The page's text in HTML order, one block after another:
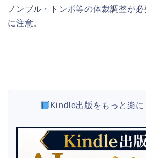
ノンブル・トンボ等の体裁調整が
に注意。
Kindle出版をもっと楽